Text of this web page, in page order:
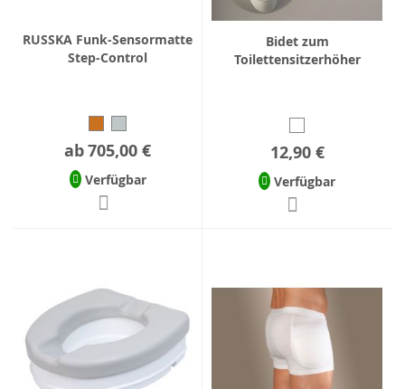
RUSSKA Funk-Sensormatte
Step-Control
ab705,00 €
Verfügbar
Bidet zum
Toilettensitzerhöher
12,90 €
Verfügbar